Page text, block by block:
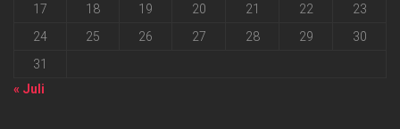
17
18 19 20 21 22
23
24
25 26 27 28 29
30
31
« Juli